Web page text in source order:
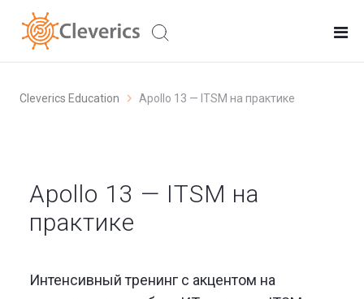
Cleverics Education Apollo 13 — ITSM на практике
Apollo 13 — ITSM на
практике
Интенсивный тренинг с акцентом на